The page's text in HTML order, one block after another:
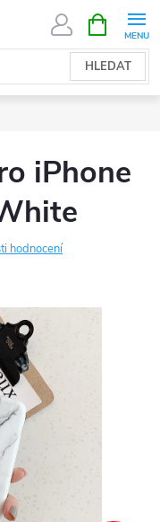
HLEDAT
NÁKUPNÍ
KOŠÍK
iPhone
hodnocení